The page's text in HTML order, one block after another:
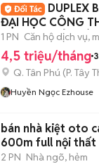
DUPLEX
ĐẠI HỌC CÔNG
3 BẠN THOẢI MÁI
1 PN Căn hộ dịch vụ,
4,5 triệu/tháng
Q. Tân Phú (P. Tây
Huyền Ngọc Ezhouse
bán nhà kiệt oto
600m full nội thất
2 PN Nhà ngõ, hẻm